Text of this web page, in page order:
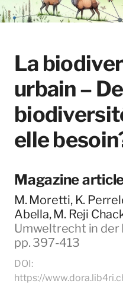
La
urbain –
elle
Magazine
M. Moretti, K.
Abella, M. Reji
Umweltrecht in der
pp. 397-413
DOI:
https://